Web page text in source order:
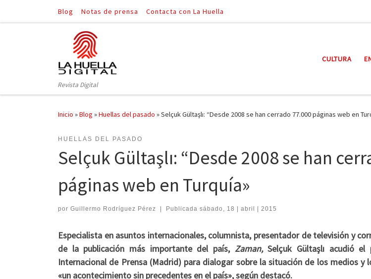
Saltar al contenido
Blog Notas de prensa Contacta con La Huella
Revista Digital
CULTURA
Inicio »Blog »Huellas del pasado »Selçuk Gültaşlı: “Desde 2008 se han cerrado 77.000 páginas web en
HUELLAS DEL PASADO
Selçuk Gültaşlı: “Desde 2008 se han
páginas web en Turquía»
por Guillermo Rodríguez Pérez Publicada sábado, 18 | abril | 2015
Especialista en asuntos internacionales, columnista, presentador de televisión y
de la publicación más importante del país, Zaman, Selçuk Gültaşlı acudió el
Internacional de Prensa (Madrid) para dialogar sobre la situación de los medios y
«un acontecimiento sin precedentes en el país», según destacó.